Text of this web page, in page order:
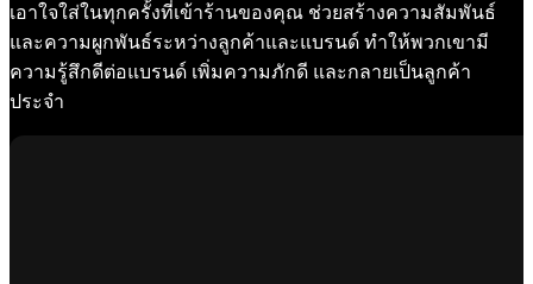
เอาใจใส่ในทุกครั้งที่เข้าร้านของคุณ ช่วยสร้างความสัมพันธ์
และความผูกพันธ์ระหว่างลูกค้าและแบรนด์ ทำให้พวกเขามี
ความรู้สึกดีต่อแบรนด์ เพิ่มความภักดี และกลายเป็นลูกค้า
ประจำ